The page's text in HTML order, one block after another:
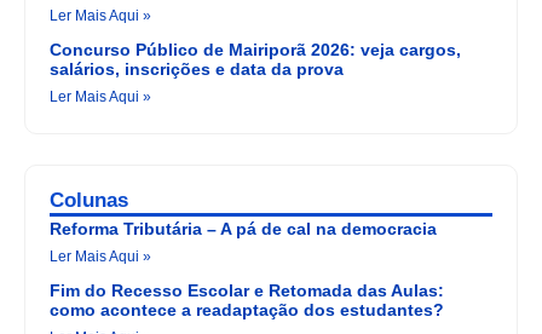
Ler Mais Aqui »
Concurso Público de Mairiporã 2026: veja cargos,
salários, inscrições e data da prova
Ler Mais Aqui »
Colunas
Reforma Tributária – A pá de cal na democracia
Ler Mais Aqui »
Fim do Recesso Escolar e Retomada das Aulas:
como acontece a readaptação dos estudantes?